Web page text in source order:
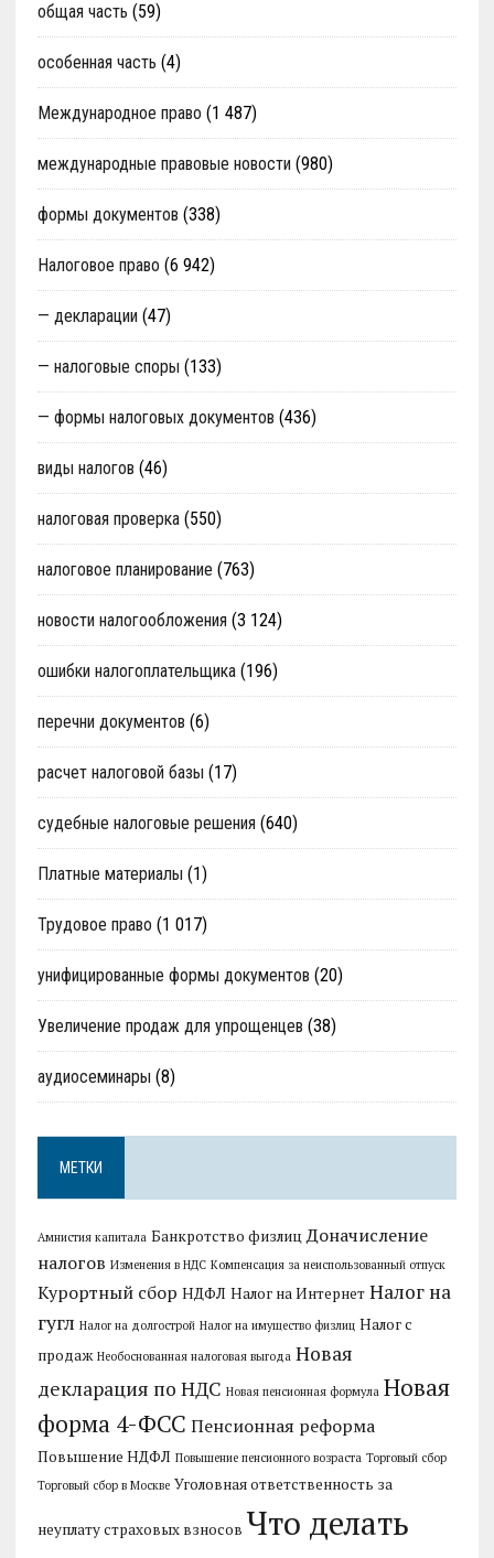
общая часть (59)
особенная часть (4)
Международное право (1 487)
международные правовые новости (980)
формы документов (338)
Налоговое право (6 942)
— декларации (47)
— налоговые споры (133)
— формы налоговых документов (436)
виды налогов (46)
налоговая проверка(550)
налоговое планирование (763)
новости налогообложения (3 124)
ошибки налогоплательщика(196)
перечни документов (6)
расчет налоговой базы (17)
судебные налоговые решения (640)
Платные материалы (1)
Трудовое право (1 017)
унифицированные формы документов (20)
Увеличение продаж для упрощенцев (38)
аудиосеминары (8)
МЕТКИ
Амнистия капитала Банкротство физлиц Доначисление
налогов Изменения в НДС Компенсация за неиспользованный отпуск
Курортный сбор НДФЛ Налог на Интернет Налог на
гугл Налог на долгострой Налог на имущество физлиц Налог с
продаж Необоснованная налоговая выгода Новая
декларация по НДС Новая пенсионная формула Новая
форма 4-ФСС Пенсионная реформа
Повышение НДФЛ Повышение пенсионного возраста Торговый сбор
Торговый сбор в Москве Уголовная ответственность за
неуплату страховых взносов Что делать